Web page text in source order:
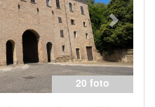
20 foto